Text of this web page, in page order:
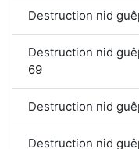
Destruction nid
Destruction nid
69
Destruction nid
Destruction nid